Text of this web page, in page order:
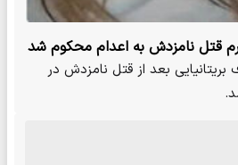
قتل نامزدش به اعدام محکوم شد
بریتانیایی بعد از قتل نامزدش در